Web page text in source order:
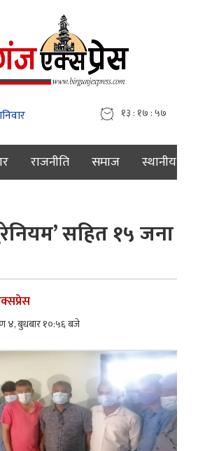
१३ : १७ : ५८
राजनीति समाज स्थानीय
सहित १५ जना
४, बुधबार १०:५६ बजे